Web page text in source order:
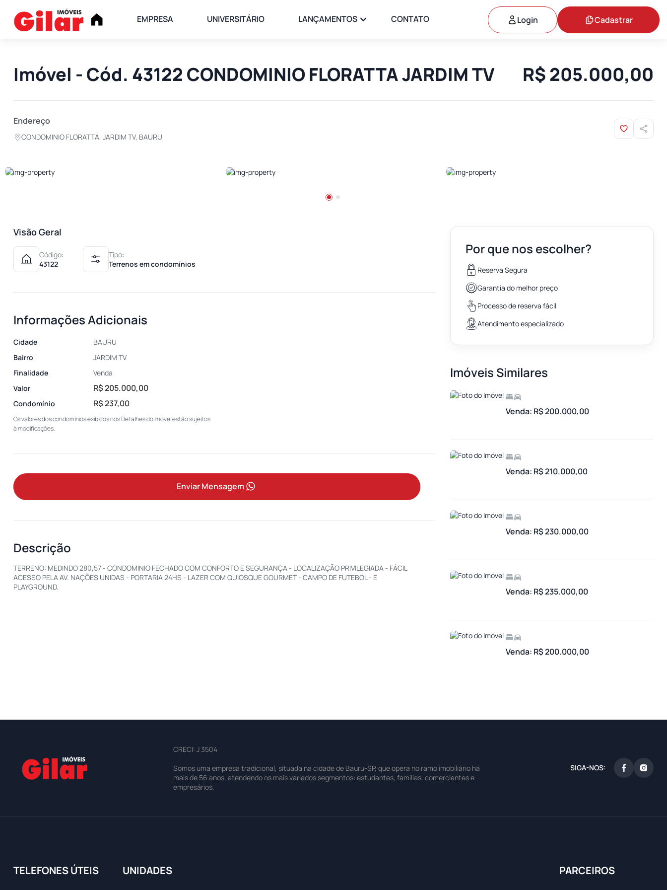
EMPRESA UNIVERSITÁRIO LANÇAMENTOS CONTATO Login Cadastrar
Imóvel - Cód. 43122 CONDOMINIO FLORATTA JARDIM TV R$ 205.000,00
Endereço
CONDOMINIO FLORATTA, JARDIM TV, BAURU
Visão Geral
Código:
43122
Tipo:
Terrenos em condomínios
Informações Adicionais
Cidade
BAURU
Bairro
JARDIM TV
Finalidade
Venda
Valor
R$ 205.000,00
Condomínio R$ 237,00
Os valores dos condomínios exibidos nos Detalhes do Imóvel estão sujeitos
à modificações.
Enviar Mensagem
Descrição
TERRENO: MEDINDO 280,57 - CONDOMINIO FECHADO COM CONFORTO E SEGURANÇA - LOCALIZAÇÃO PRIVILEGIADA - FÁCIL
ACESSO PELA AV. NAÇÕES UNIDAS - PORTARIA 24HS - LAZER COM QUIOSQUE GOURMET - CAMPO DE FUTEBOL - E
PLAYGROUND.
Por que nos escolher?
Reserva Segura
Garantia do melhor preço
Processo de reserva fácil
Atendimento especializado
Imóveis Similares
Venda: R$ 200.000,00
Venda: R$ 210.000,00
Venda: R$ 230.000,00
Venda: R$ 235.000,00
Venda: R$ 200.000,00
CRECI: J 3504
Somos uma empresa tradicional, situada na cidade de Bauru-SP, que opera no ramo imobiliário há
mais de 56 anos, atendendo os mais variados segmentos: estudantes, famílias, comerciantes e
empresários.
SIGA-NOS:
TELEFONES ÚTEIS UNIDADES PARCEIROS